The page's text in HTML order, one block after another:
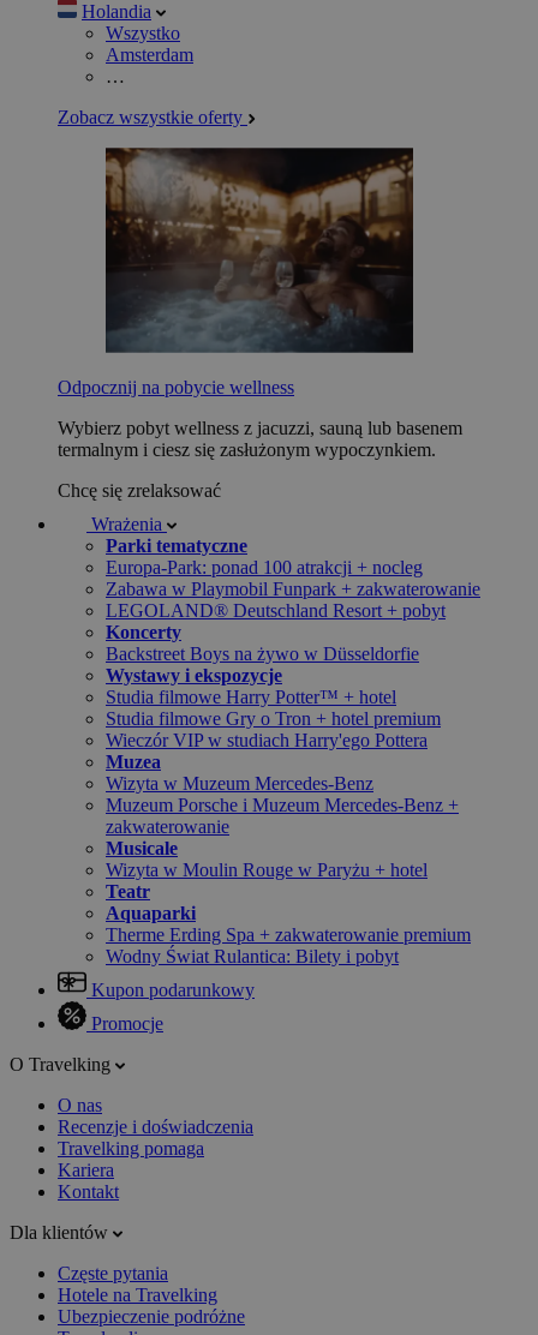
Holandia
Wszystko
Amsterdam
…
Zobacz wszystkie oferty
Odpocznij na pobycie wellness
Wybierz pobyt wellness z jacuzzi, sauną lub basenem
termalnym i ciesz się zasłużonym wypoczynkiem.
Chcę się zrelaksować
Wrażenia
Parki tematyczne
Europa-Park: ponad 100 atrakcji + nocleg
Zabawa w Playmobil Funpark + zakwaterowanie
LEGOLAND® Deutschland Resort + pobyt
Koncerty
Backstreet Boys na żywo w Düsseldorfie
Wystawy i ekspozycje
Studia filmowe Harry Potter™ + hotel
Studia filmowe Gry o Tron + hotel premium
Wieczór VIP w studiach Harry'ego Pottera
Muzea
Wizyta w Muzeum Mercedes-Benz
Muzeum Porsche i Muzeum Mercedes-Benz +
zakwaterowanie
Musicale
Wizyta w Moulin Rouge w Paryżu + hotel
Teatr
Aquaparki
Therme Erding Spa + zakwaterowanie premium
Wodny Świat Rulantica: Bilety i pobyt
Kupon podarunkowy
Promocje
O Travelking
O nas
Recenzje i doświadczenia
Travelking pomaga
Kariera
Kontakt
Dla klientów
Częste pytania
Hotele na Travelking
Ubezpieczenie podróżne